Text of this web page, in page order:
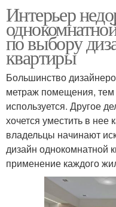
Интерьер
по выбору
квартиры
Большинство
метраж помещения,
используется. Другое
хочется уместить в
владельцы начинают
дизайн однокомнатной
применение каждого